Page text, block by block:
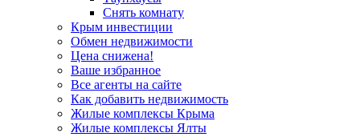
Снять комнату
Крым инвестиции
Обмен недвижимости
Цена снижена!
Ваше избранное
Все агенты на сайте
Как добавить недвижимость
Жилые комплексы Крыма
Жилые комплексы Ялты